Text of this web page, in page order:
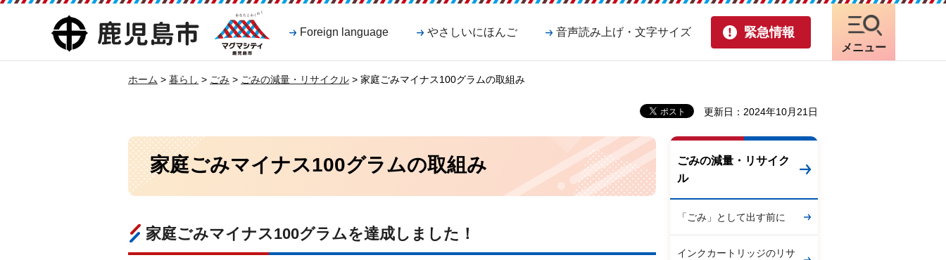
鹿児島市
マグマシティ
鹿児島市
Foreign language やさしいにほんご 音声読み上げ・文字サイズ 緊急情報
メニュー
ホーム > 暮らし > ごみ > ごみの減量・リサイクル > 家庭ごみマイナス100グラムの取組み
更新日：2024年10月21日
家庭ごみマイナス100グラムの取組み
家庭ごみマイナス100グラムを達成しました！
ごみの減量・リサイク
ル
「ごみ」として出す前に
インクカートリッジのリサ